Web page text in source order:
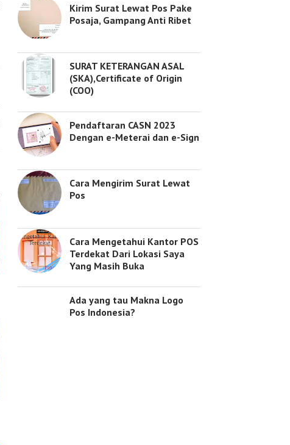
Kirim Surat Lewat Pos Pake
Posaja, Gampang Anti Ribet
SURAT KETERANGAN ASAL
(SKA),Certificate of Origin
(COO)
Pendaftaran CASN 2023
Dengan e-Meterai dan e-Sign
Cara Mengirim Surat Lewat
Pos
Cara Mengetahui Kantor POS
Terdekat Dari Lokasi Saya
Yang Masih Buka
Ada yang tau Makna Logo
Pos Indonesia?